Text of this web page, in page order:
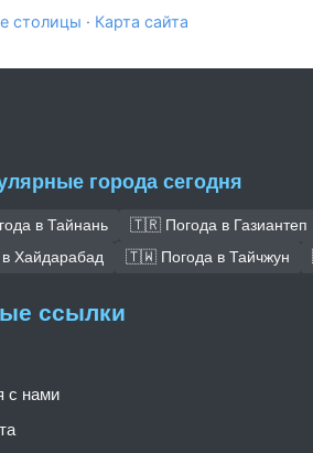
столицы · Карта сайта
города сегодня
в Тайнань 🇹🇷 Погода в Газиантеп
Хайдарабад 🇹🇼 Погода в Тайчжун
ссылки
с нами